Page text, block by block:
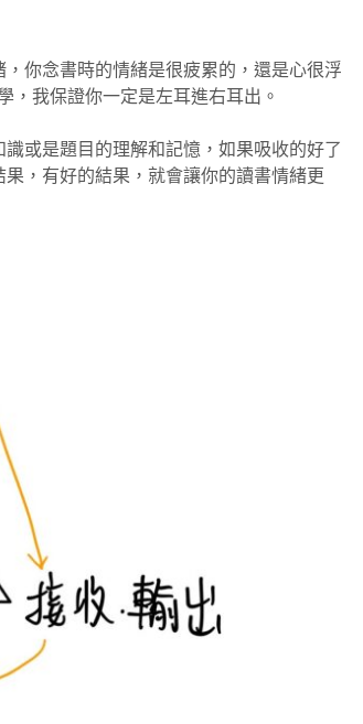
你念書時的情緒是很疲累的，還是心很浮
，我保證你一定是左耳進右耳出。
或是題目的理解和記憶，如果吸收的好了
，有好的結果，就會讓你的讀書情緒更